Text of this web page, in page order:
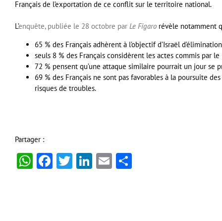
Français de l’exportation de ce conflit sur le territoire national.
L’enquête, publiée le 28 octobre par Le Figaro révèle notamment
65 % des Français adhèrent à l’objectif d’Israël
seuls 8 % des Français considèrent les actes commis par
72 % pensent qu’une attaque similaire pourrait un jour se
69 % des Français ne sont pas favorables à la poursuite
risques de troubles.
Partager :
WhatsApp
Facebook
Twitter
LinkedIn
Email